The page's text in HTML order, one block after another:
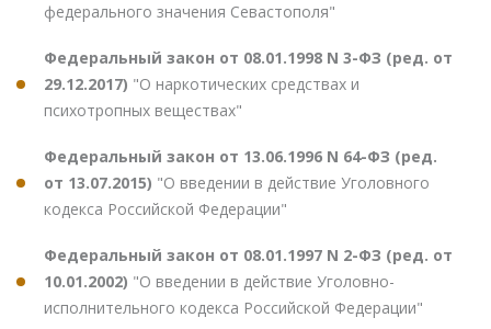
федерального значения Севастополя"
Федеральный закон от 08.01.1998 N 3-ФЗ (ред. от
29.12.2017) "О наркотических средствах и
психотропных веществах"
Федеральный закон от 13.06.1996 N 64-ФЗ (ред.
от 13.07.2015) "О введении в действие Уголовного
кодекса Российской Федерации"
Федеральный закон от 08.01.1997 N 2-ФЗ (ред. от
10.01.2002) "О введении в действие Уголовно-
исполнительного кодекса Российской Федерации"